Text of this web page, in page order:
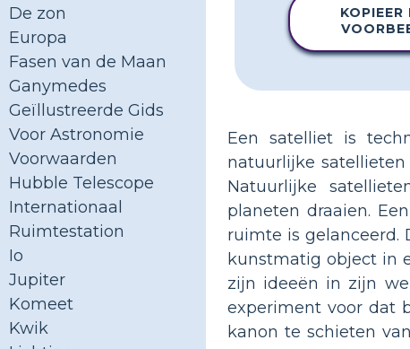
De zon
Europa
Fasen van de Maan
Ganymedes
Geïllustreerde Gids
Voor Astronomie
Voorwaarden
Hubble Telescope
Internationaal
Ruimtestation
Io
Jupiter
Komeet
Kwik
KOPIEER
Een satelliet is
natuurlijke
Natuurlijke
planeten draaien.
ruimte is gelanceerd.
kunstmatig object in
zijn ideeën in zijn
experiment voor dat
kanon te schieten